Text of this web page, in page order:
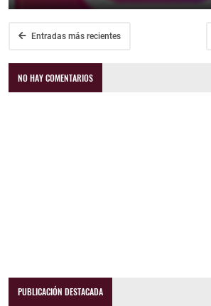
Entradas más recientes
NO HAY COMENTARIOS
PUBLICACIÓN DESTACADA